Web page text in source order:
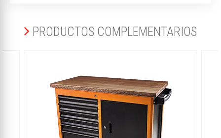
PRODUCTOS COMPLEMENTARIOS